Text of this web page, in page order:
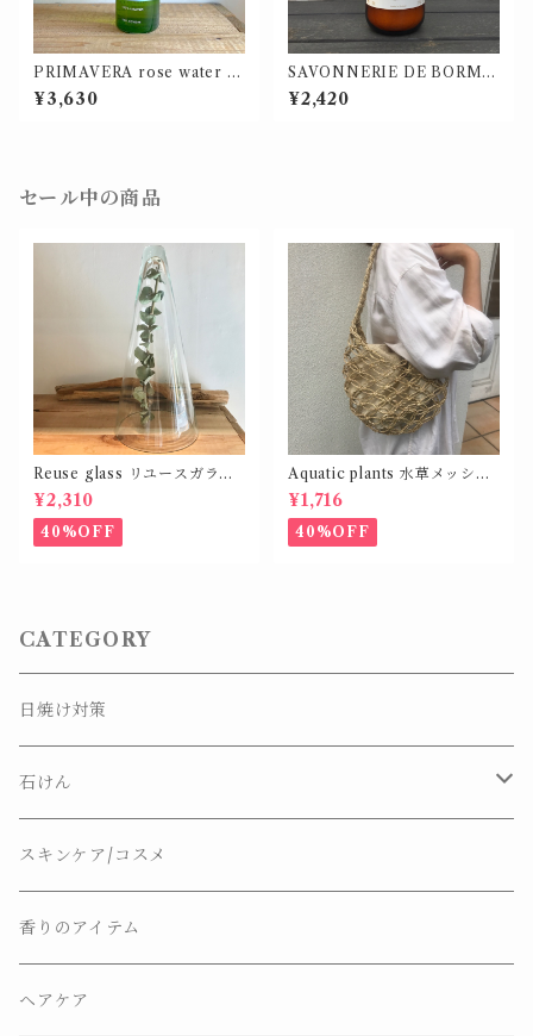
PRIMAVERA rose water bi
o / ローズウォーター bio (化
粧水) 100ml
¥3,630
SAVONNERIE DE BORME
S バスソルト600g
¥2,420
セール中の商品
Reuse glass リユースガラス
カバー コーン シェイプ L
¥2,310
40%OFF
Aquatic plants 水草メッシュ
バッグ
¥1,716
40%OFF
CATEGORY
日焼け対策
石けん
ナチュラルソープ
ソープディッシュ
スキンケア/コスメ
香りのアイテム
ヘアケア